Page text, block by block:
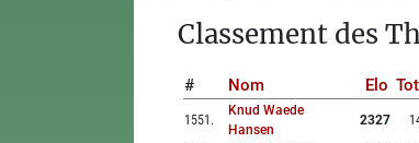
Classement des
# Nom Elo
1551 .
Knud Waede
Hansen
2327